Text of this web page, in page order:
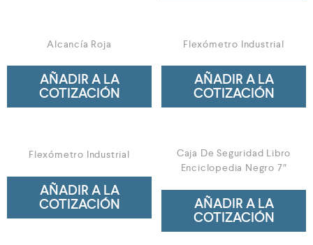
Alcancía Roja
AÑADIR A LA
COTIZACIÓN
Flexómetro Industrial
AÑADIR A LA
COTIZACIÓN
Flexómetro Industrial
AÑADIR A LA
COTIZACIÓN
Caja De Seguridad Libro
Enciclopedia Negro 7″
AÑADIR A LA
COTIZACIÓN